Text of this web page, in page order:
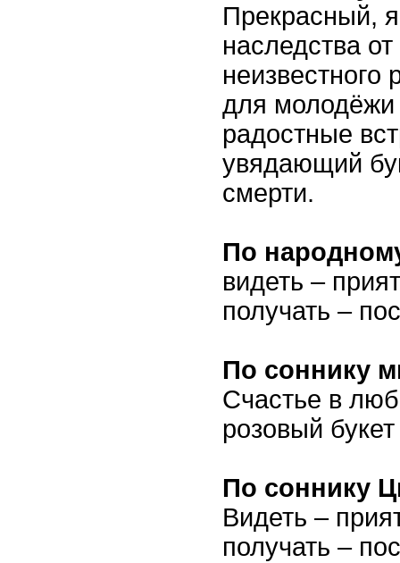
Прекрасный,
наследства от
неизвестного
для
радостные
увядающий
смерти.
По
видеть –
получать –
По соннику
Счастье в
розовый
По соннику
Видеть –
получать –